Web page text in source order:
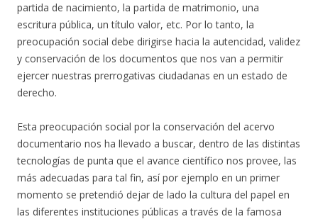
partida de nacimiento, la partida de matrimonio, una
escritura pública, un título valor, etc. Por lo tanto, la
preocupación social debe dirigirse hacia la autencidad, validez
y conservación de los documentos que nos van a permitir
ejercer nuestras prerrogativas ciudadanas en un estado de
derecho.
Esta preocupación social por la conservación del acervo
documentario nos ha llevado a buscar, dentro de las distintas
tecnologías de punta que el avance científico nos provee, las
más adecuadas para tal fin, así por ejemplo en un primer
momento se pretendió dejar de lado la cultura del papel en
las diferentes instituciones públicas a través de la famosa